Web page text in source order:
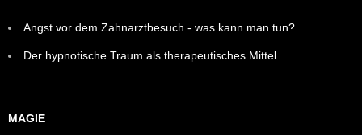
Angst vor dem Zahnarztbesuch - was kann man tun?
Der hypnotische Traum als therapeutisches Mittel
MAGIE